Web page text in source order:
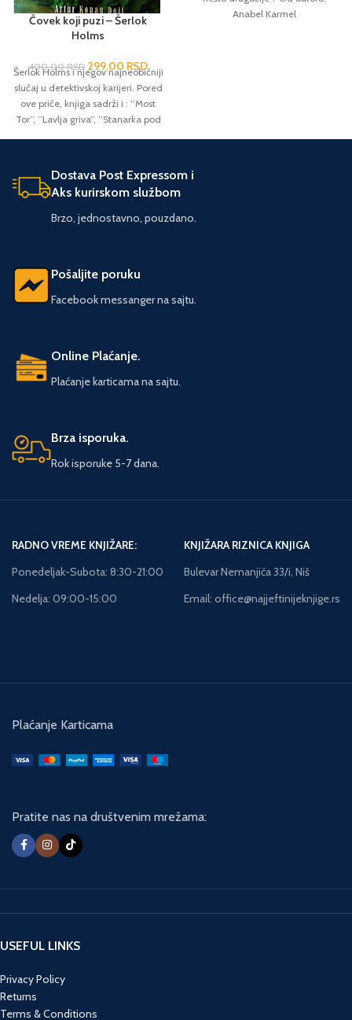
Čovek koji puzi – Šerlok
Holms
400,00RSD 299,00 RSD
Šerlok Holms i njegov najneobičniji
slučaj u detektivskoj karijeri. Pored
ove priče, knjiga sadrži i : ’’Most
Tor’’, ’’Lavlja griva’’, ’’Stanarka pod
Anabel Karmel
Dostava Post Expressom i
Aks kurirskom službom
Brzo, jednostavno, pouzdano.
Pošaljite poruku
Facebook messanger na sajtu.
Online Plaćanje.
Plaćanje karticama na sajtu.
Brza isporuka.
Rok isporuke 5-7 dana.
RADNO VREME KNJIŽARE:
Ponedeljak-Subota: 8:30-21:00
Nedelja: 09:00-15:00
KNJIŽARA RIZNICA KNJIGA
Bulevar Nemanjića 33/i, Niš
Email: office@najjeftinijeknjige.rs
Plaćanje Karticama
Pratite nas na društvenim mrežama:
USEFUL LINKS
Privacy Policy
Returns
Terms & Conditions